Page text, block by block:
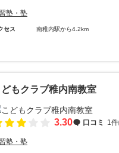
塾・塾
セス 南稚内駅から4.2km
どもクラブ稚内南教室
3.30 口コミ 1件
塾・塾